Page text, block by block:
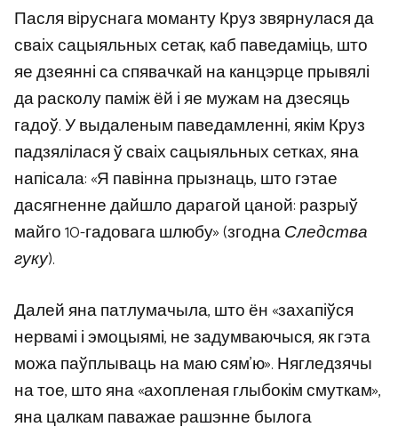
Пасля віруснага моманту Круз звярнулася да
сваіх сацыяльных сетак, каб паведаміць, што
яе дзеянні са спявачкай на канцэрце прывялі
да расколу паміж ёй і яе мужам на дзесяць
гадоў. У выдаленым паведамленні, якім Круз
падзялілася ў сваіх сацыяльных сетках, яна
напісала: «Я павінна прызнаць, што гэтае
дасягненне дайшло дарагой цаной: разрыў
майго 10-гадовага шлюбу» (згоднаСледства
гуку).
Далей яна патлумачыла, што ён «захапіўся
нервамі і эмоцыямі, не задумваючыся, як гэта
можа паўплываць на маю сям’ю». Нягледзячы
на ​​тое, што яна «ахопленая глыбокім смуткам»,
яна цалкам паважае рашэнне былога